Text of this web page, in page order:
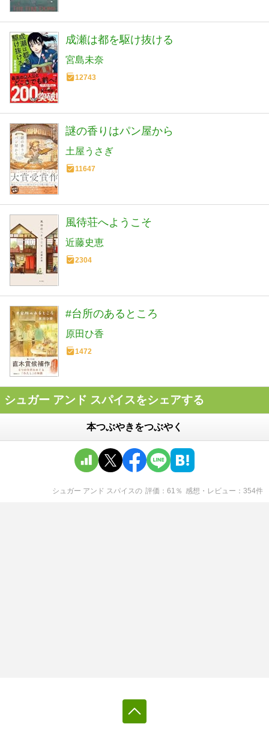
成瀬は都を駆け抜ける
宮島未奈
12743
謎の香りはパン屋から
土屋うさぎ
11647
風待荘へようこそ
近藤史恵
2304
#台所のあるところ
原田ひ香
1472
シュガー アンド スパイスをシェアする
本つぶやきをつぶやく
シュガー アンド スパイスの 評価 61 ％ 感想・レビュー 354件